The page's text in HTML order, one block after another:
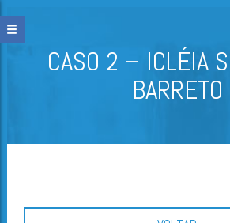
CASO 2 – ICLÉIA
BARRETO